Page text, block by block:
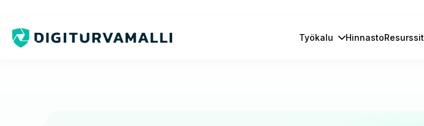
Työkalu HinnastoResurssit